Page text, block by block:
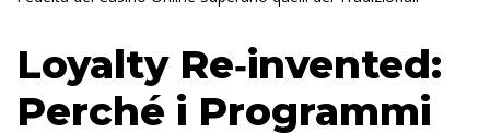
Loyalty Re‑invented:
Perché i Programmi